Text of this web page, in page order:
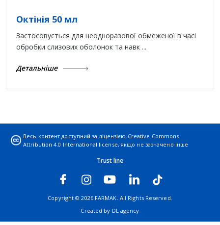
Октінія 50 мл
Застосовується для неодноразової обмеженої в часі
обробки слизових оболонок та навк ...
Детальніше
Весь контент доступний за ліцензією Creative Commons
Attribution 4.0 International license, якщо не зазначено інше
Trust line
Copyright © 2026 FARMAK. All Rights Reserved.
Created by DL agency